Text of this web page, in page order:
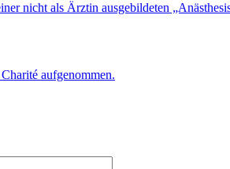
nicht als Ärztin ausgebildeten
aufgenommen.